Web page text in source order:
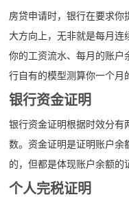
房贷申请时，银行在要求
大方向上，无非就是每月连
你的工资流水、每月的账户
行自有的模型测算你一个月
银行资金证明
银行资金证明根据时效分有
数。资金证明是证明账户余
的，但都是体现账户余额的
个人完税证明